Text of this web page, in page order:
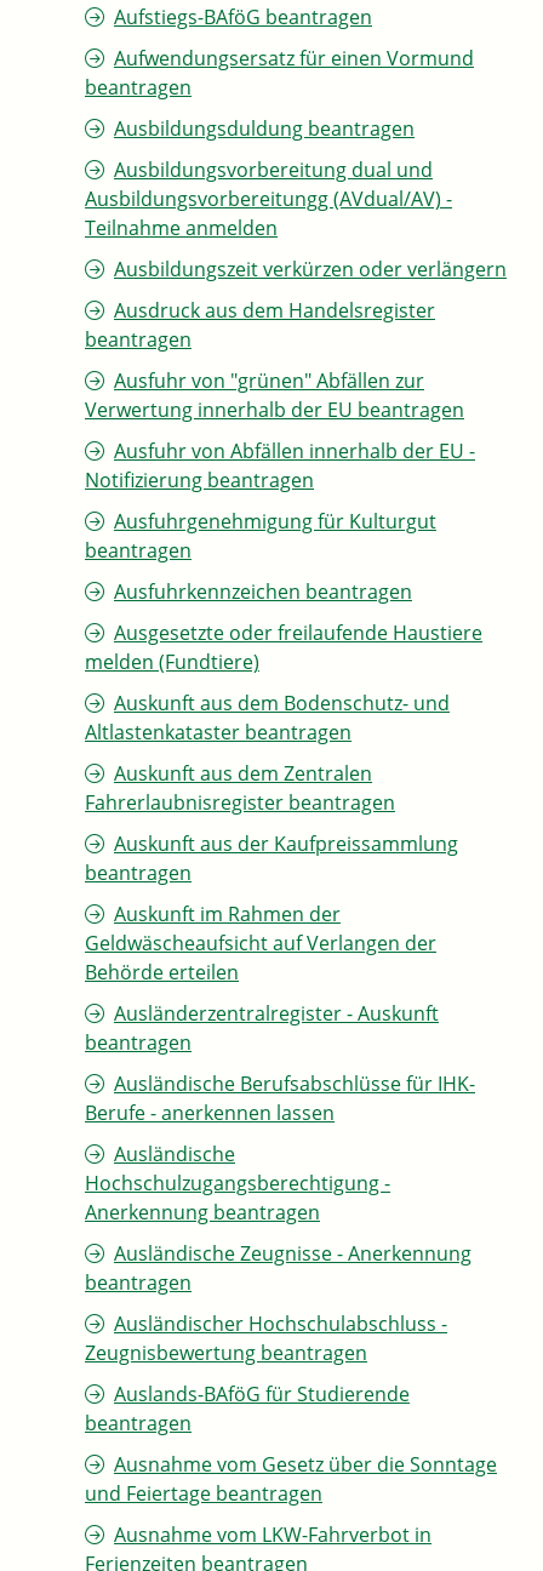
Aufstiegs-BAföG beantragen
Aufwendungsersatz für einen Vormund
beantragen
Ausbildungsduldung beantragen
Ausbildungsvorbereitung dual und
Ausbildungsvorbereitungg (AVdual/AV) -
Teilnahme anmelden
Ausbildungszeit verkürzen oder verlängern
Ausdruck aus dem Handelsregister
beantragen
Ausfuhr von "grünen" Abfällen zur
Verwertung innerhalb der EU beantragen
Ausfuhr von Abfällen innerhalb der EU -
Notifizierung beantragen
Ausfuhrgenehmigung für Kulturgut
beantragen
Ausfuhrkennzeichen beantragen
Ausgesetzte oder freilaufende Haustiere
melden (Fundtiere)
Auskunft aus dem Bodenschutz- und
Altlastenkataster beantragen
Auskunft aus dem Zentralen
Fahrerlaubnisregister beantragen
Auskunft aus der Kaufpreissammlung
beantragen
Auskunft im Rahmen der
Geldwäscheaufsicht auf Verlangen der
Behörde erteilen
Ausländerzentralregister - Auskunft
beantragen
Ausländische Berufsabschlüsse für IHK-
Berufe - anerkennen lassen
Ausländische
Hochschulzugangsberechtigung -
Anerkennung beantragen
Ausländische Zeugnisse - Anerkennung
beantragen
Ausländischer Hochschulabschluss -
Zeugnisbewertung beantragen
Auslands-BAföG für Studierende
beantragen
Ausnahme vom Gesetz über die Sonntage
und Feiertage beantragen
Ausnahme vom LKW-Fahrverbot in
Ferienzeiten beantragen